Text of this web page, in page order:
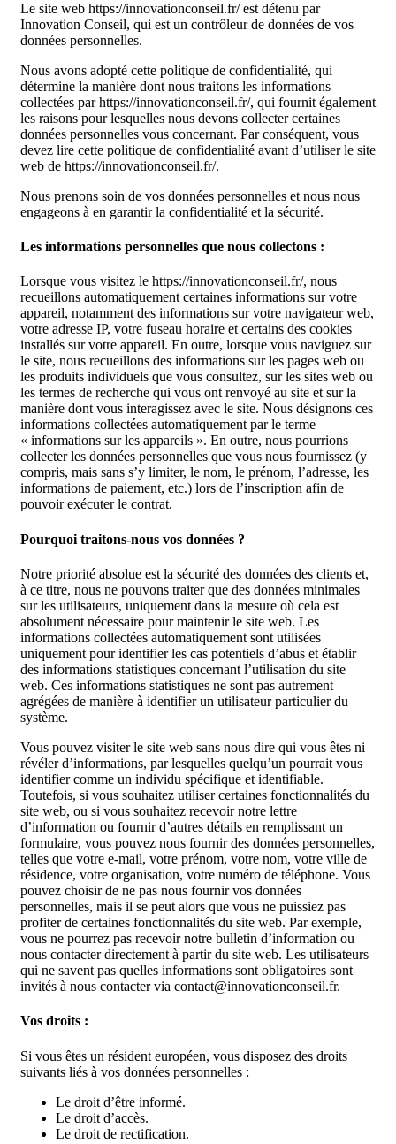
Le site web https://innovationconseil.fr/ est détenu par
Innovation Conseil, qui est un contrôleur de données de vos
données personnelles.
Nous avons adopté cette politique de confidentialité, qui
détermine la manière dont nous traitons les informations
collectées par https://innovationconseil.fr/, qui fournit également
les raisons pour lesquelles nous devons collecter certaines
données personnelles vous concernant. Par conséquent, vous
devez lire cette politique de confidentialité avant d’utiliser le site
web de https://innovationconseil.fr/.
Nous prenons soin de vos données personnelles et nous nous
engageons à en garantir la confidentialité et la sécurité.
Les informations personnelles que nous collectons :
Lorsque vous visitez le https://innovationconseil.fr/, nous
recueillons automatiquement certaines informations sur votre
appareil, notamment des informations sur votre navigateur web,
votre adresse IP, votre fuseau horaire et certains des cookies
installés sur votre appareil. En outre, lorsque vous naviguez sur
le site, nous recueillons des informations sur les pages web ou
les produits individuels que vous consultez, sur les sites web ou
les termes de recherche qui vous ont renvoyé au site et sur la
manière dont vous interagissez avec le site. Nous désignons ces
informations collectées automatiquement par le terme
« informations sur les appareils ». En outre, nous pourrions
collecter les données personnelles que vous nous fournissez (y
compris, mais sans s’y limiter, le nom, le prénom, l’adresse, les
informations de paiement, etc.) lors de l’inscription afin de
pouvoir exécuter le contrat.
Pourquoi traitons-nous vos données ?
Notre priorité absolue est la sécurité des données des clients et,
à ce titre, nous ne pouvons traiter que des données minimales
sur les utilisateurs, uniquement dans la mesure où cela est
absolument nécessaire pour maintenir le site web. Les
informations collectées automatiquement sont utilisées
uniquement pour identifier les cas potentiels d’abus et établir
des informations statistiques concernant l’utilisation du site
web. Ces informations statistiques ne sont pas autrement
agrégées de manière à identifier un utilisateur particulier du
système.
Vous pouvez visiter le site web sans nous dire qui vous êtes ni
révéler d’informations, par lesquelles quelqu’un pourrait vous
identifier comme un individu spécifique et identifiable.
Toutefois, si vous souhaitez utiliser certaines fonctionnalités du
site web, ou si vous souhaitez recevoir notre lettre
d’information ou fournir d’autres détails en remplissant un
formulaire, vous pouvez nous fournir des données personnelles,
telles que votre e-mail, votre prénom, votre nom, votre ville de
résidence, votre organisation, votre numéro de téléphone. Vous
pouvez choisir de ne pas nous fournir vos données
personnelles, mais il se peut alors que vous ne puissiez pas
profiter de certaines fonctionnalités du site web. Par exemple,
vous ne pourrez pas recevoir notre bulletin d’information ou
nous contacter directement à partir du site web. Les utilisateurs
qui ne savent pas quelles informations sont obligatoires sont
invités à nous contacter via contact@innovationconseil.fr.
Vos droits :
Si vous êtes un résident européen, vous disposez des droits
suivants liés à vos données personnelles :
Le droit d’être informé.
Le droit d’accès.
Le droit de rectification.